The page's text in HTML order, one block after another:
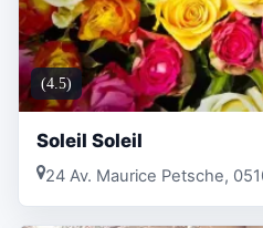
(4.5)
Soleil Soleil
24 Av. Maurice Petsche,